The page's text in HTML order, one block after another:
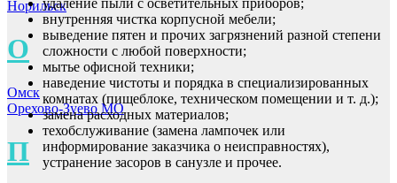
Норильск
О
Омск
Орехово-Зуево МО
П
внутренняя чистка корпусной мебели;
выведение пятен и прочих загрязнений разной степени
сложности с любой поверхности;
мытье офисной техники;
наведение чистоты и порядка в специализированных
комнатах (пищеблоке, техническом помещении и т. д.);
замена расходных материалов;
техобслуживание (замена лампочек или
информирование заказчика о неисправностях),
устранение засоров в санузле и прочее.